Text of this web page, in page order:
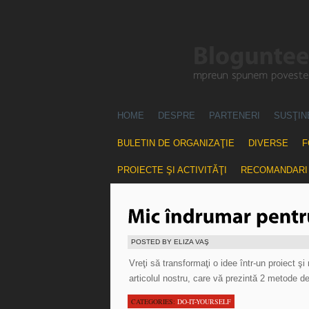
HOME DESPRE PARTENERI
BULETIN DE ORGANIZAŢIE DIVERSE
PROIECTE ŞI ACTIVITĂŢI RECOMANDARI
POSTED BY ELIZA VAŞ
Vreţi să transformaţi o idee într-un proiect
articolul nostru, care vă prezintă 2 metode
CATEGORIES: DO-IT-YOURSELF